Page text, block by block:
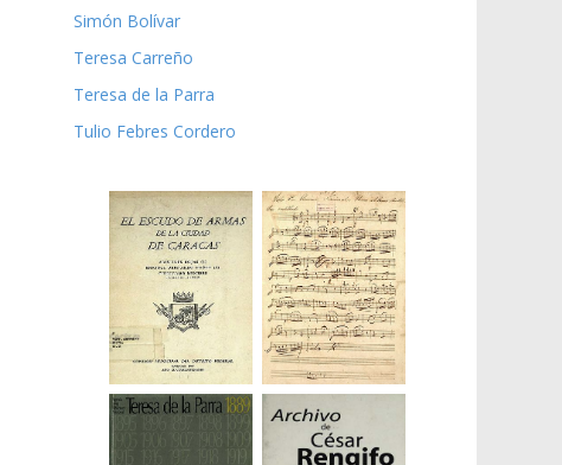
Simón Bolívar
Teresa Carreño
Teresa de la Parra
Tulio Febres Cordero